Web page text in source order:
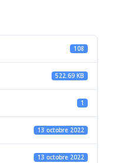
108
522.69 KB
1
13 octobre 2022
13 octobre 2022